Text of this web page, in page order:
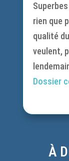
rien que
qualité
veulent,
Dossier
À